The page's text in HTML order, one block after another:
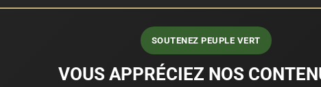
SOUTENEZ PEUPLE VERT
VOUS APPRÉCIEZ NOS